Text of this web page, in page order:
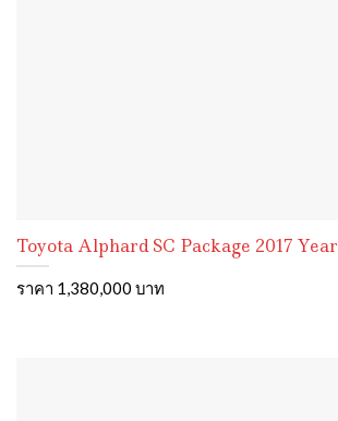
Toyota Alphard SC Package 2017 Year
ราคา 1,380,000 บาท